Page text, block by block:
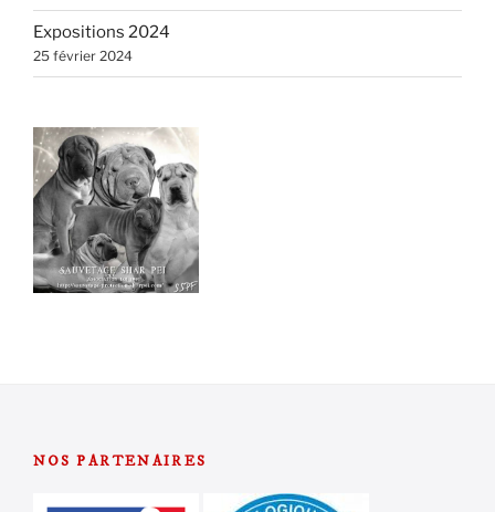
Expositions 2024
25 février 2024
NOS PARTENAIRES